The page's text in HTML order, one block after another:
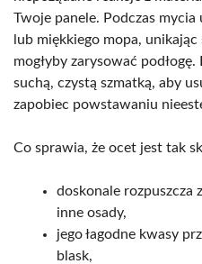
Twoje panele. Podczas
lub miękkiego mopa,
mogłyby zarysować
suchą, czystą szmatką, aby
zapobiec powstawaniu
Co sprawia, że ocet jest tak
doskonale rozpuszcza
inne osady,
jego łagodne kwasy
blask,